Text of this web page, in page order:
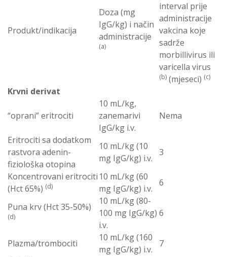
Produkt/indikacija
Doza (mg
IgG/kg) i način
administracije
(a)
interval prije
administracije
vakcina koje
sadrže
morbillivirus ili
varicella virus
(b) (mjeseci) (c)
Krvni derivat
“oprani” eritrociti
10 mL/kg,
zanemarivi
IgG/kg i.v.
Nema
Eritrociti sa dodatkom
rastvora adenin-
fiziološka otopina
10 mL/kg (10
mg IgG/kg) i.v.
3
Koncentrovani eritrociti
(Hct 65%) (d)
10 mL/kg (60
mg IgG/kg) i.v.
6
Puna krv (Hct 35-50%)
(d)
10 mL/kg (80-
100 mg IgG/kg)
i.v.
6
Plazma/trombociti
10 mL/kg (160
mg IgG/kg) i.v.
7